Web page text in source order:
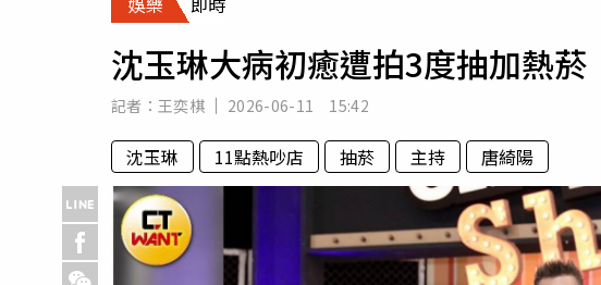
專欄
房產新勢力
沈玉琳大病初癒遭拍3度抽加熱
記者： 王奕棋 2026-06-11 15:42
沈玉琳 11點熱吵店 抽菸 主持 唐綺陽